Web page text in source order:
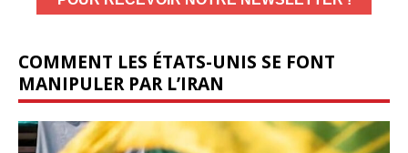
COMMENT LES ÉTATS-UNIS SE FONT
MANIPULER PAR L’IRAN